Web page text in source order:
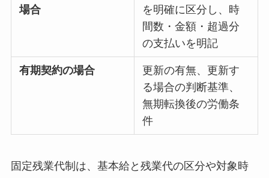
場合
を明確に区分し、時
間数・金額・超過分
の支払いを明記
有期契約の場合
更新の有無、更新す
る場合の判断基準、
無期転換後の労働条
件
固定残業代制は、基本給と残業代の区分や対象時